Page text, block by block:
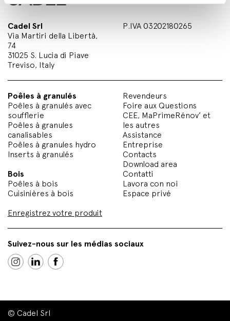
Cadel Srl
Via Martiri della Libertà,
74
31025 S. Lucia di Piave
Treviso, Italy
P.IVA 03202180265
Poêles à granulés
Poêles à granulés avec
soufflerie
Poêles à granules
canalisables
Poêles à granules hydro
Inserts à granulés
Bois
Poêles à bois
Cuisinières à bois
Enregistrez votre produit
Revendeurs
Foire aux Questions
CEE, MaPrimeRénov’ et
les autres
Assistance
Entreprise
Contacts
Download area
Contatti
Lavora con noi
Espace privé
Suivez-nous sur les médias sociaux
© Cadel Srl